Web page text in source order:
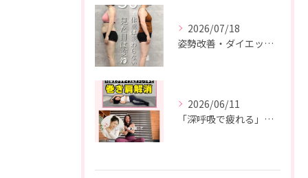
2026/07/18
姿勢改善・ダイエット・ピラティス【５０代・M様】
2026/06/11
「深呼吸で疲れる」の、実は普通じゃありません。